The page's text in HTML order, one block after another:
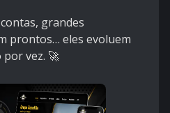
grandes
prontos… eles evoluem
vez. 🚀